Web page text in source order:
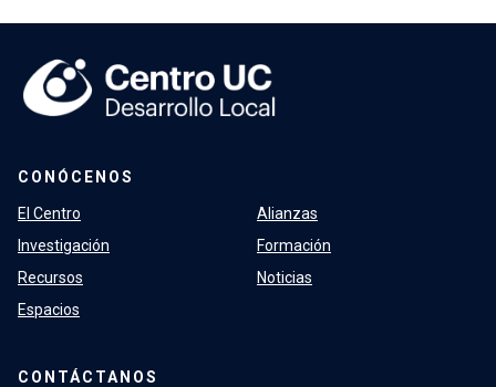
CONÓCENOS
El Centro
Investigación
Recursos
Espacios
Alianzas
Formación
Noticias
CONTÁCTANOS